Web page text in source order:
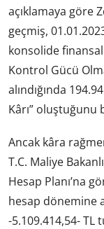
açıklamaya göre
geçmiş,
konsolide finansal
Kontrol Gücü
alındığında
Kârı” oluştuğunu
Ancak kâra
T.C. Maliye
Hesap Planı’na
hesap dönemine
-5.109.414,54- TL